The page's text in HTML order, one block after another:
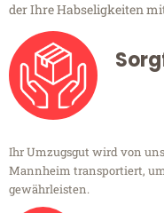
der Ihre Habseligkeiten
Ihr Umzugsgut wird von
Mannheim transportiert,
gewährleisten.